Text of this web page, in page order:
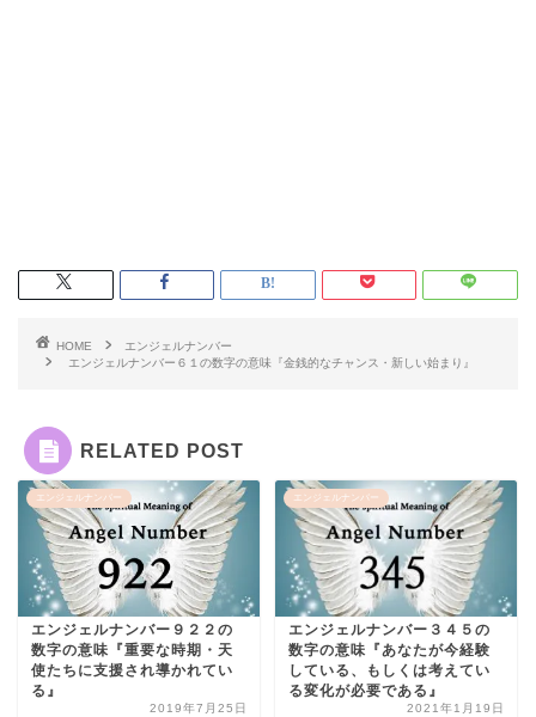
HOME
エンジェルナンバー
エンジェルナンバー６１の数字の意味『金銭的なチャンス・新しい始まり』
RELATED POST
エンジェルナンバー
エンジェルナンバー９２２の
数字の意味『重要な時期・天
使たちに支援され導かれてい
る』
2019年7月25日
エンジェルナンバー
エンジェルナンバー３４５の
数字の意味『あなたが今経験
している、もしくは考えてい
る変化が必要である』
2021年1月19日